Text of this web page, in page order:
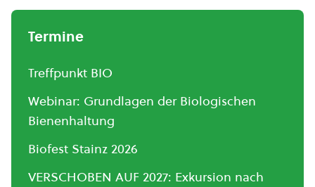
Termine
Treffpunkt BIO
Webinar: Grundlagen der Biologischen
Bienenhaltung
Biofest Stainz 2026
VERSCHOBEN AUF 2027: Exkursion nach